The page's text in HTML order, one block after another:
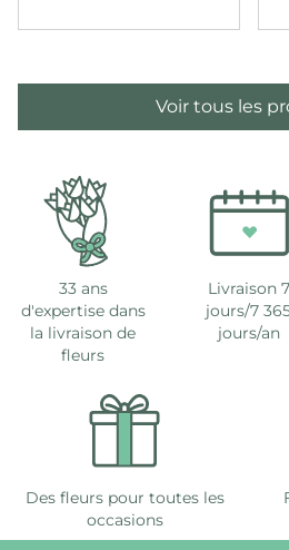
Voir tous les
33 ans
d'expertise dans
la livraison de
fleurs
Livraison 7
jours/7
jours/an
Des fleurs pour toutes les
occasions